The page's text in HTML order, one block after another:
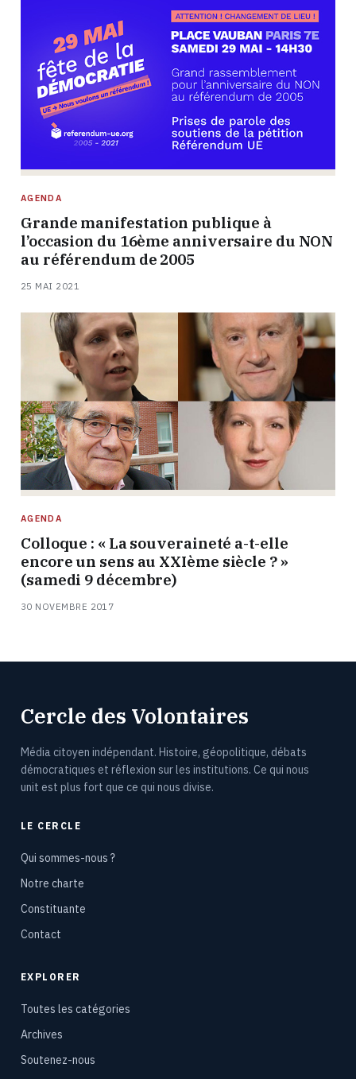
AGENDA
Grande manifestation publique à
l’occasion du 16ème anniversaire du NON
au référendum de 2005
25 MAI 2021
AGENDA
Colloque : « La souveraineté a-t-elle
encore un sens au XXIème siècle ? »
(samedi 9 décembre)
30 NOVEMBRE 2017
Cercle des Volontaires
Média citoyen indépendant. Histoire, géopolitique, débats
démocratiques et réflexion sur les institutions. Ce qui nous
unit est plus fort que ce qui nous divise.
LE CERCLE
Qui sommes-nous ?
Notre charte
Constituante
Contact
EXPLORER
Toutes les catégories
Archives
Soutenez-nous